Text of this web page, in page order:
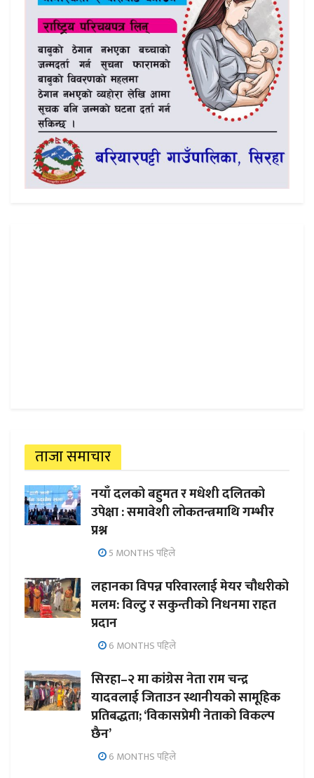
ताजा समाचार
नयाँ दलको बहुमत र मधेशी दलितको
उपेक्षा : समावेशी लोकतन्त्रमाथि गम्भीर
प्रश्न
5 MONTHS पहिले
लहानका विपन्न परिवारलाई मेयर चौधरीको
मलम: विल्टु र सकुन्तीको निधनमा राहत
प्रदान
6 MONTHS पहिले
सिरहा–२ मा कांग्रेस नेता राम चन्द्र
यादवलाई जिताउन स्थानीयको सामूहिक
प्रतिबद्धता; ‘विकासप्रेमी नेताको विकल्प
छैन’
6 MONTHS पहिले